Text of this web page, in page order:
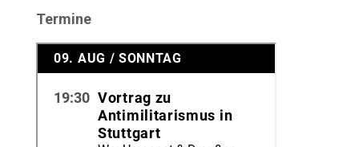
Termine